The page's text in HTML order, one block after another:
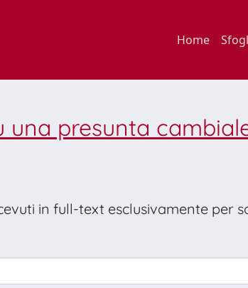
Home
una presunta
in full-text esclusivamente per